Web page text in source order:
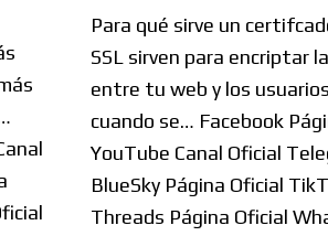
Para qué sirve un
SSL sirven para encriptar
entre tu web y los
cuando se… Facebook
YouTube Canal Oficial
BlueSky Página Oficial
Threads Página Oficial